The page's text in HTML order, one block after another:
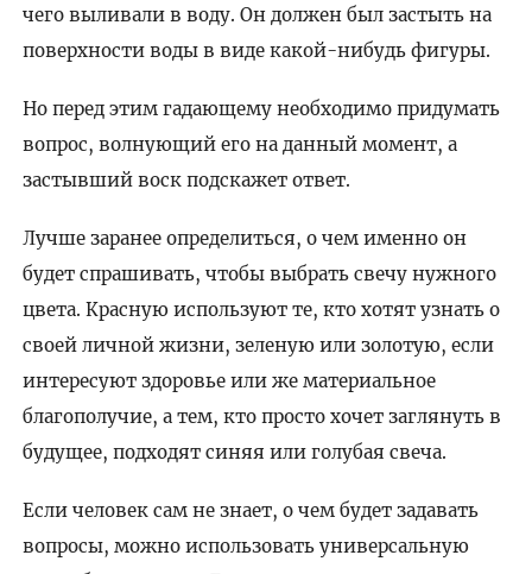
чего выливали в воду. Он должен был застыть на
поверхности воды в виде какой-нибудь фигуры.
Но перед этим гадающему необходимо придумать
вопрос, волнующий его на данный момент, а
застывший воск подскажет ответ.
Лучше заранее определиться, о чем именно он
будет спрашивать, чтобы выбрать свечу нужного
цвета. Красную используют те, кто хотят узнать о
своей личной жизни, зеленую или золотую, если
интересуют здоровье или же материальное
благополучие, а тем, кто просто хочет заглянуть в
будущее, подходят синяя или голубая свеча.
Если человек сам не знает, о чем будет задавать
вопросы, можно использовать универсальную